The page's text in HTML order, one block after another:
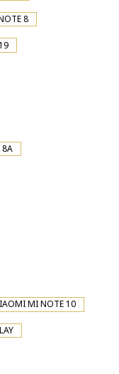
8
8A
MI NOTE 10